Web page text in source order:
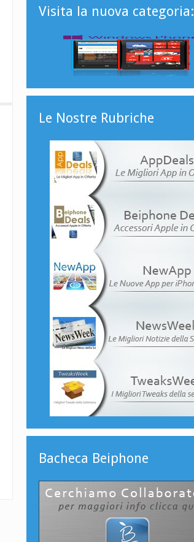
Visita la nuova categoria:
Le Nostre Rubriche
Bacheca Beiphone